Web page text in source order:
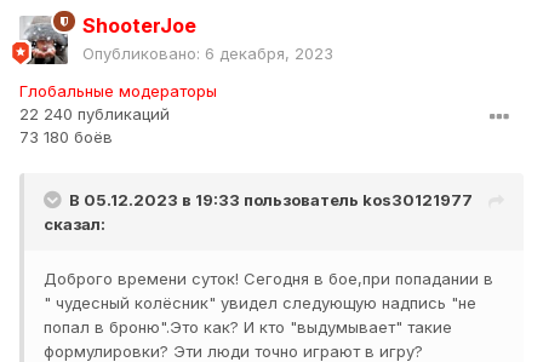
ShooterJoe
Опубликовано: 6 декабря, 2023
Глобальные модераторы
22 240 публикаций
73 180 боёв
В 05.12.2023 в 19:33 пользователь kos30121977
сказал:
Доброго времени суток! Сегодня в бое,при попадании в
" чудесный колёсник" увидел следующую надпись "не
попал в броню".Это как? И кто "выдумывает" такие
формулировки? Эти люди точно играют в игру?